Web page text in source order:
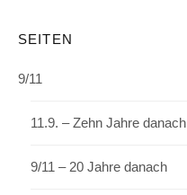
SEITEN
9/11
11.9. – Zehn Jahre danach
9/11 – 20 Jahre danach